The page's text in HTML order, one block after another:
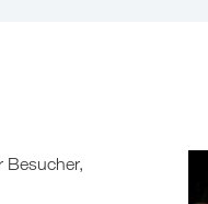
Besucher,